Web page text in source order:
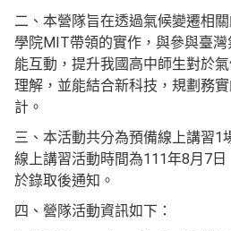
二、本營隊旨在透過氣候變遷相
學院MIT帶領的實作，與參與臺
能互動，提升我國高中師生對於
理解，並能結合新科技，規劃務
計。
三、本活動共分為預備線上講習1
線上講習活動時間為111年8月7日
於錄取後通知。
四、營隊活動資訊如下：